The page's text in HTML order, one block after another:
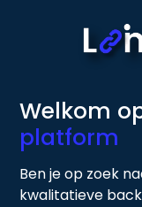
Welkom
platform
Ben je op zoek
kwalitatieve